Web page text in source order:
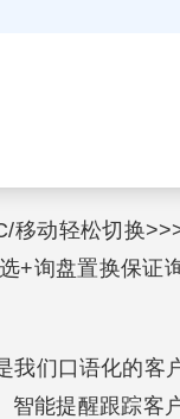
移动轻松切换
+询盘置换保证
我们口语化的客
智能提醒跟踪客